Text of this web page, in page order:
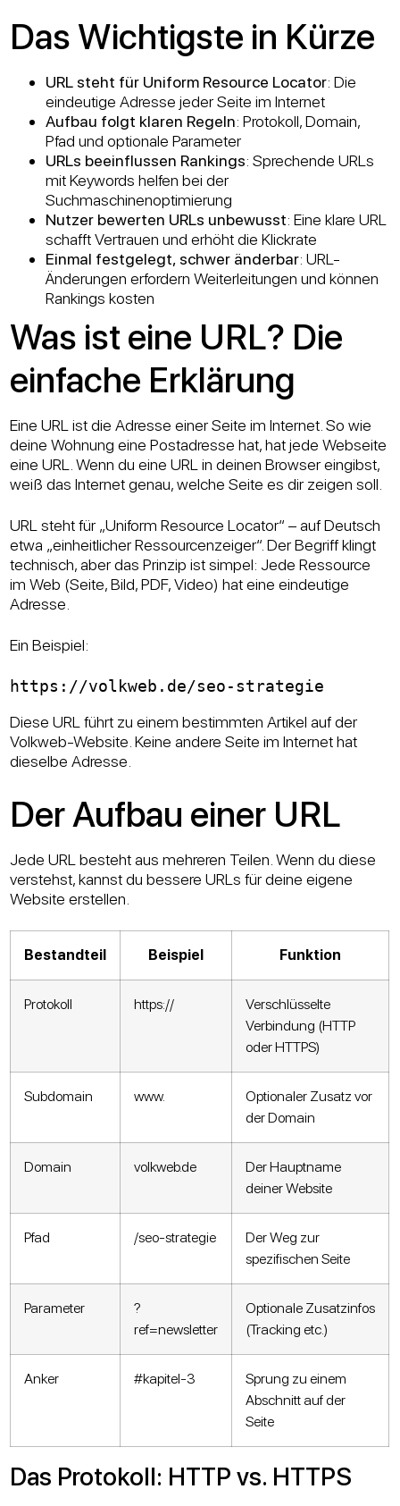
Das Wichtigste in Kürze
URL steht für Uniform Resource Locator: Die
eindeutige Adresse jeder Seite im Internet
Aufbau folgt klaren Regeln: Protokoll, Domain,
Pfad und optionale Parameter
URLs beeinflussen Rankings: Sprechende URLs
mit Keywords helfen bei der
Suchmaschinenoptimierung
Nutzer bewerten URLs unbewusst: Eine klare URL
schafft Vertrauen und erhöht die Klickrate
Einmal festgelegt, schwer änderbar: URL-
Änderungen erfordern Weiterleitungen und können
Rankings kosten
Was ist eine URL? Die
einfache Erklärung
Eine URL ist die Adresse einer Seite im Internet. So wie
deine Wohnung eine Postadresse hat, hat jede Webseite
eine URL. Wenn du eine URL in deinen Browser eingibst,
weiß das Internet genau, welche Seite es dir zeigen soll.
URL steht für „Uniform Resource Locator“ – auf Deutsch
etwa „einheitlicher Ressourcenzeiger“. Der Begriff klingt
technisch, aber das Prinzip ist simpel: Jede Ressource
im Web (Seite, Bild, PDF, Video) hat eine eindeutige
Adresse.
Ein Beispiel:
Diese URL führt zu einem bestimmten Artikel auf der
Volkweb-Website. Keine andere Seite im Internet hat
dieselbe Adresse.
Der Aufbau einer URL
Jede URL besteht aus mehreren Teilen. Wenn du diese
verstehst, kannst du bessere URLs für deine eigene
Website erstellen.
Bestandteil Beispiel Funktion
Protokoll https://
Verschlüsselte
Verbindung (HTTP
oder HTTPS)
Subdomain www.
Optionaler Zusatz vor
der Domain
Domain volkweb.de
Der Hauptname
deiner Website
Pfad /seo-strategie
Der Weg zur
spezifischen Seite
Parameter
?
ref=newsletter
Optionale Zusatzinfos
(Tracking etc.)
Anker #kapitel-3
Sprung zu einem
Abschnitt auf der
Seite
Das Protokoll: HTTP vs. HTTPS